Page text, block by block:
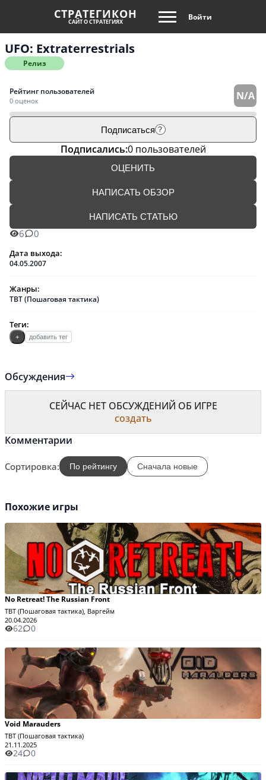
СТРАТЕГИКОН
САЙТ О СТРАТЕГИЯХ Войти
UFO: Extraterrestrials
Релиз
Рейтинг пользователей
0 оценок N/A
Подписаться ?
Подписались:0 пользователей
ОЦЕНИТЬ
НАПИСАТЬ ОБЗОР
НАПИСАТЬ СТАТЬЮ
6 0
Дата выхода:
04.05.2007
Жанры:
TBT (Пошаговая тактика)
Теги:
+ добавить тег
Обсуждения
СЕЙЧАС НЕТ ОБСУЖДЕНИЙ ОБ ИГРЕ
создать
Комментарии
Сортировка: По рейтингу Сначала новые
Похожие игры
No Retreat! The Russian Front
TBT (Пошаговая тактика), Варгейм
20.04.2026
62 0
Void Marauders
TBT (Пошаговая тактика)
21.11.2025
24 0